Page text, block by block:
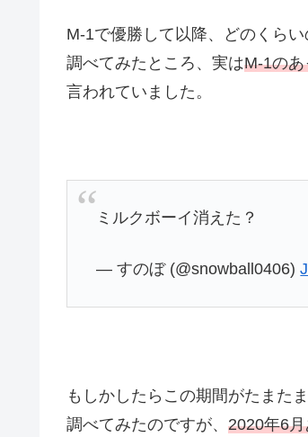
M-1で優勝して以降、どのくら
調べてみたところ、実はM-1の
言われていました。
ミルクボーイ消えた？
— すのぼ (@snowball0406)
もしかしたらこの期間がたまたま
調べてみたのですが、 2020年6